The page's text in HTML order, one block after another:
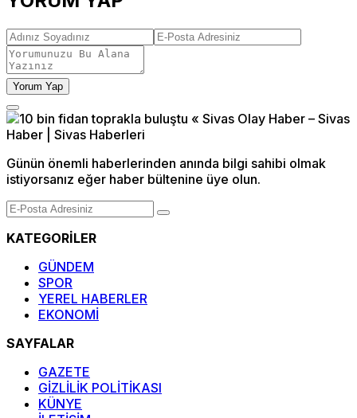
Yorum Yap
Günün önemli haberlerinden anında bilgi sahibi olmak
istiyorsanız eğer haber bültenine üye olun.
KATEGORİLER
GÜNDEM
SPOR
YEREL HABERLER
EKONOMİ
SAYFALAR
GAZETE
GİZLİLİK POLİTİKASI
KÜNYE